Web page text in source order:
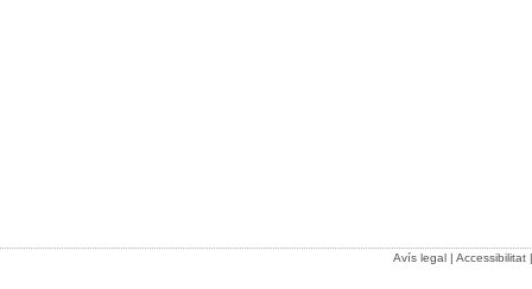
Avís legal| Accessibilitat